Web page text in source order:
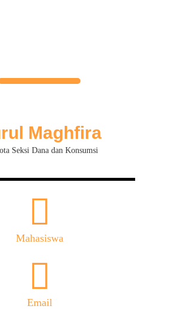
Maghfira
Seksi Dana dan Konsumsi
Mahasiswa
Email